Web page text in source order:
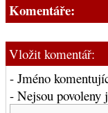
Komentáře:
Vložit komentář:
- Jméno
- Nejsou